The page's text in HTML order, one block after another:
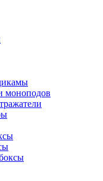
моноподов